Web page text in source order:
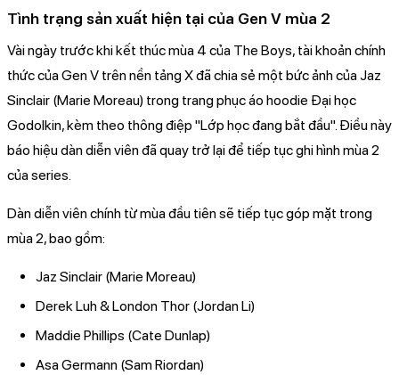
Tình trạng sản xuất hiện tại của Gen V mùa 2
Vài ngày trước khi kết thúc mùa 4 của The Boys, tài khoản chính
thức của Gen V trên nền tảng X đã chia sẻ một bức ảnh của Jaz
Sinclair (Marie Moreau) trong trang phục áo hoodie Đại học
Godolkin, kèm theo thông điệp "Lớp học đang bắt đầu". Điều này
báo hiệu dàn diễn viên đã quay trở lại để tiếp tục ghi hình mùa 2
của series.
Dàn diễn viên chính từ mùa đầu tiên sẽ tiếp tục góp mặt trong
mùa 2, bao gồm:
Jaz Sinclair (Marie Moreau)
Derek Luh & London Thor (Jordan Li)
Maddie Phillips (Cate Dunlap)
Asa Germann (Sam Riordan)